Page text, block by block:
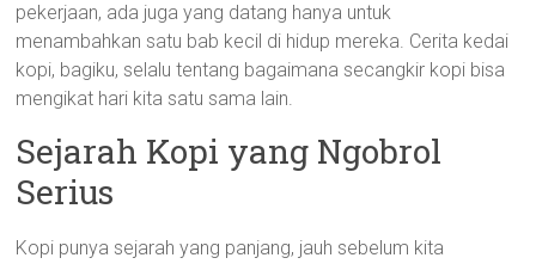
pekerjaan, ada juga yang datang hanya untuk
menambahkan satu bab kecil di hidup mereka. Cerita kedai
kopi, bagiku, selalu tentang bagaimana secangkir kopi bisa
mengikat hari kita satu sama lain.
Sejarah Kopi yang Ngobrol
Serius
Kopi punya sejarah yang panjang, jauh sebelum kita